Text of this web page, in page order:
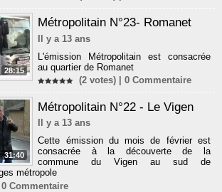
28:15
Métropolitain N°23- Romanet
Il y a 13 ans
L'émission Métropolitain est consacrée
au quartier de Romanet
(2 votes) |0 Commentaire
31:40
Métropolitain N°22 - Le Vigen
Il y a 13 ans
Cette émission du mois de février est
consacrée à la découverte de la
commune du Vigen au sud de
métropole
0 Commentaire